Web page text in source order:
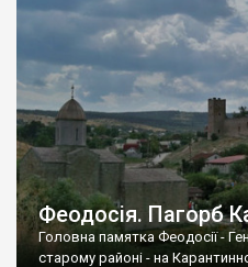
Феодосія. Пагорб
Головна памятка Феодосії -
старому районі - на